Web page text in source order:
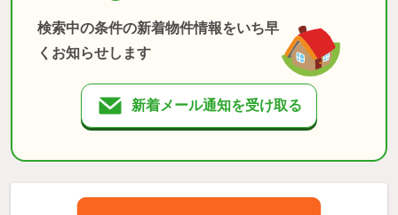
検索中の条件の新着物件情報をいち早
くお知らせします
新着メール通知を受け取る